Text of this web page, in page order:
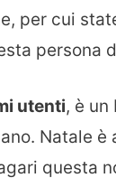
per cui
persona
utenti, è
Natale
questa